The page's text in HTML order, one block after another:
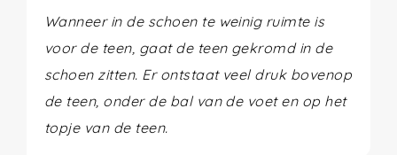
Wanneer in de schoen te weinig ruimte is
voor de teen, gaat de teen gekromd in de
schoen zitten. Er ontstaat veel druk bovenop
de teen, onder de bal van de voet en op het
topje van de teen.